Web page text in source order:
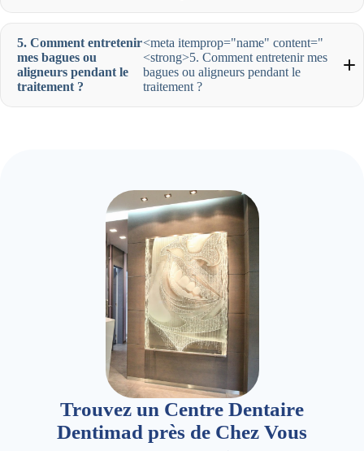
5. Comment entretenir
mes bagues ou
aligneurs pendant le
traitement ?
<meta itemprop="name" content="
<strong>5. Comment entretenir mes
bagues ou aligneurs pendant le
traitement ?
Trouvez un Centre Dentaire
Dentimad près de Chez Vous